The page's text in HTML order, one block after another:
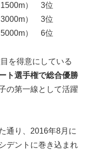
1500m） 3位
3000m） 3位
5000m） 6位
を得意にしている
ト選手権で総合優勝
の第一線として活躍
通り、2016年8月に
デントに巻き込まれ